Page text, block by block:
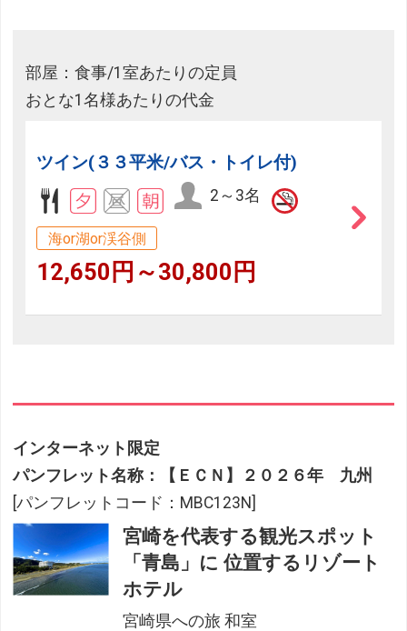
部屋：食事/1室あたりの定員
おとな1名様あたりの代金
ツイン(３３平米/バス・トイレ付)
2～3名
海or湖or渓谷側
12,650円～30,800円
インターネット限定
パンフレット名称：【ＥＣＮ】２０２６年 九州
[パンフレットコード：MBC123N]
宮崎を代表する観光スポット
「青島」に 位置するリゾート
ホテル
宮崎県への旅 和室